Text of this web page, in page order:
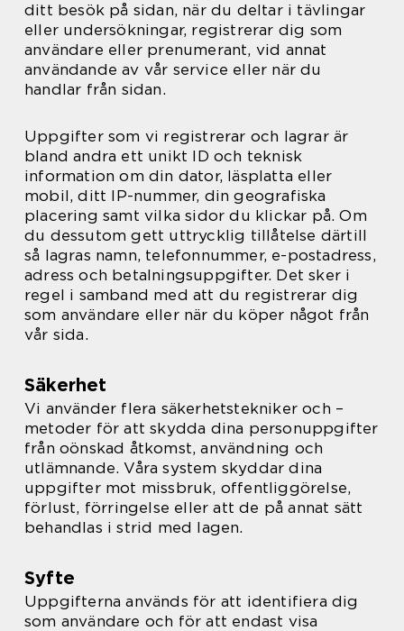
ditt besök på sidan, när du deltar i tävlingar
eller undersökningar, registrerar dig som
användare eller prenumerant, vid annat
användande av vår service eller när du
handlar från sidan.
Uppgifter som vi registrerar och lagrar är
bland andra ett unikt ID och teknisk
information om din dator, läsplatta eller
mobil, ditt IP-nummer, din geografiska
placering samt vilka sidor du klickar på. Om
du dessutom gett uttrycklig tillåtelse därtill
så lagras namn, telefonnummer, e-postadress,
adress och betalningsuppgifter. Det sker i
regel i samband med att du registrerar dig
som användare eller när du köper något från
vår sida.
Säkerhet
Vi använder flera säkerhetstekniker och –
metoder för att skydda dina personuppgifter
från oönskad åtkomst, användning och
utlämnande. Våra system skyddar dina
uppgifter mot missbruk, offentliggörelse,
förlust, förringelse eller att de på annat sätt
behandlas i strid med lagen.
Syfte
Uppgifterna används för att identifiera dig
som användare och för att endast visa